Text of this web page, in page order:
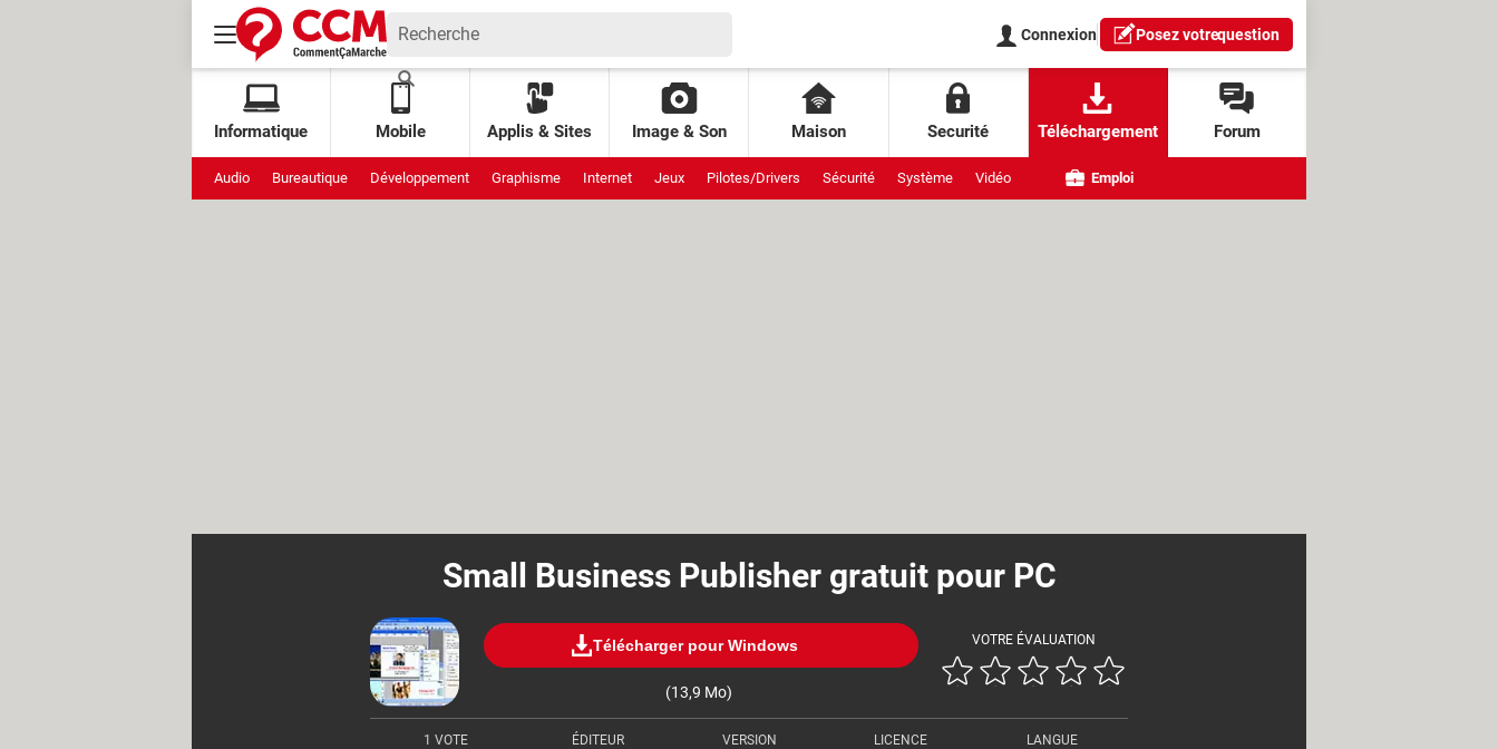
Connexion Posez votrequestion
Informatique Mobile Applis & Sites Image & Son Maison Securité Téléchargement Forum
Audio Bureautique Développement Graphisme Internet Jeux Pilotes/Drivers Sécurité Système Vidéo Emploi
Small Business Publisher gratuit pour PC
Télécharger pour Windows
(13,9 Mo)
VOTRE ÉVALUATION
1 VOTE ÉDITEUR VERSION LICENCE LANGUE